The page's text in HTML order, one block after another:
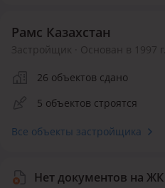
Рамс Казахстан
Застройщик · Основан в 1997 г.
26 объектов сдано
5 объектов строятся
Все объекты застройщика
Нет документов на ЖК